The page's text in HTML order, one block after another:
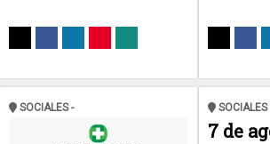
SOCIALES - SOCIALES
7 de